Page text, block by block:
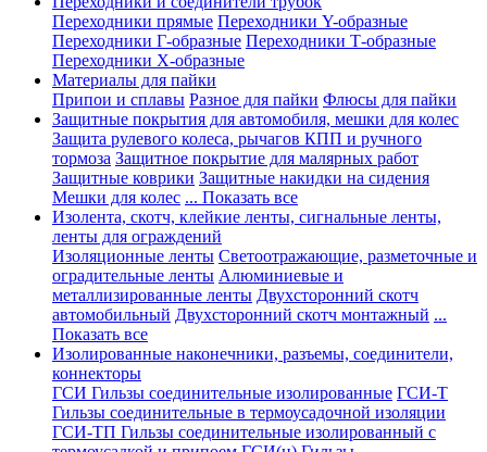
Переходники прямые Переходники Y-образные
Переходники Г-образные Переходники Т-образные
Переходники Х-образные
Материалы для пайки
Припои и сплавы Разное для пайки Флюсы для пайки
Защитные покрытия для автомобиля, мешки для колес
Защита рулевого колеса, рычагов КПП и ручного
тормоза Защитное покрытие для малярных работ
Защитные коврики Защитные накидки на сидения
Мешки для колес ... Показать все
Изолента, скотч, клейкие ленты, сигнальные ленты,
ленты для ограждений
Изоляционные ленты Светоотражающие, разметочные и
оградительные ленты Алюминиевые и
металлизированные ленты Двухсторонний скотч
автомобильный Двухсторонний скотч монтажный ...
Показать все
Изолированные наконечники, разъемы, соединители,
коннекторы
ГСИ Гильзы соединительные изолированные ГСИ-Т
Гильзы соединительные в термоусадочной изоляции
ГСИ-ТП Гильзы соединительные изолированный с